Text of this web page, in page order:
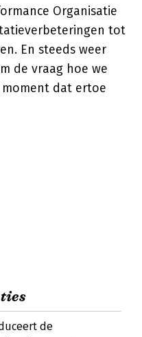
Organisatie
tot
En steeds weer
de vraag hoe we
dat ertoe
de